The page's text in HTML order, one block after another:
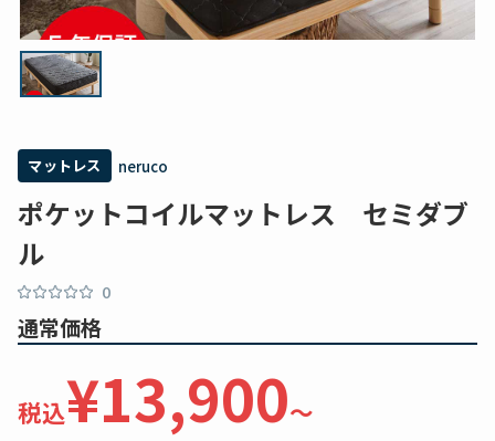
マットレス neruco
ポケットコイルマットレス セミダブ
ル
0
通常価格
税込¥13,900〜